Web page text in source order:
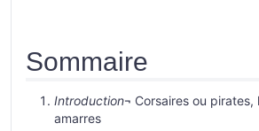
Sommaire
Introduction¬ Corsaires ou pirates,
amarres